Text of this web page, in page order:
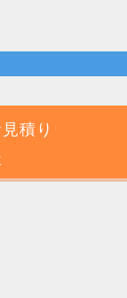
積り